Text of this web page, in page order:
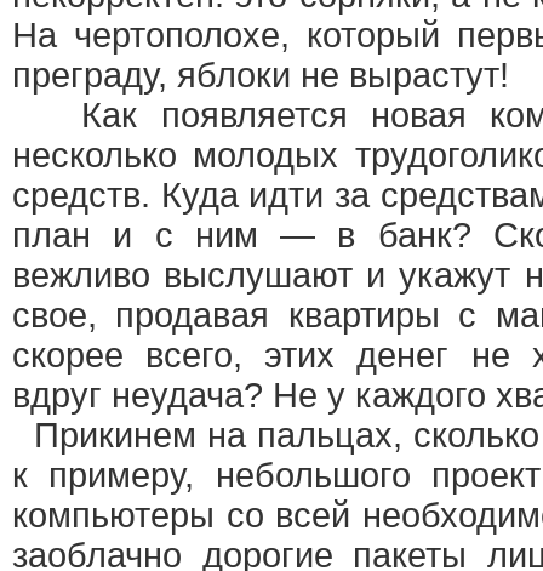
На чертополохе, который
преграду, яблоки не вырастут!
Как появляется новая
несколько молодых
средств. Куда идти за
план и с ним — в банк?
вежливо выслушают и укажут
свое, продавая квартиры с
скорее всего, этих денег не
вдруг неудача? Не у каждого
Прикинем на пальцах,
к примеру, небольшого
компьютеры со всей
заоблачно дорогие пакеты